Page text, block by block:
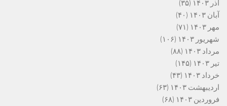
آذر ۱۴۰۳
(۳۵)
آبان ۱۴۰۳
(۴۰)
مهر ۱۴۰۳
(۷۱)
شهریور ۱۴۰۳
(۱۰۶)
مرداد ۱۴۰۳
(۸۸)
تیر ۱۴۰۳
(۱۴۵)
خرداد ۱۴۰۳
(۴۳)
اردیبهشت ۱۴۰۳
(۶۳)
فروردین ۱۴۰۳
(۶۸)